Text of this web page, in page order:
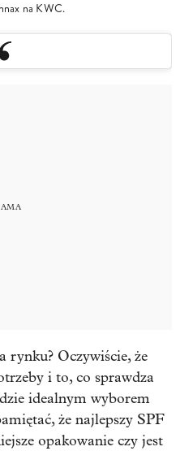
na KWC.
rynku? Oczywiście, że
i to, co sprawdza
idealnym wyborem
że najlepszy SPF
opakowanie czy jest